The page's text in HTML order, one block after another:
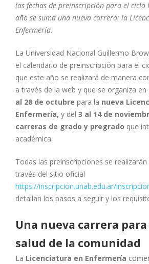
las fechas de preinscripción para el ciclo
año se suma una nueva carrera: la
Enfermería.
La Universidad Nacional Guillermo
el calendario de preinscripción para el
que este año se realizará de manera
a través de la web y que se organiza en
al 28 de octubre para la nueva
Enfermería, y del 3 al 14 de
carreras de grado y pregrado que
académica.
Todas las preinscripciones se realizarán
través del sitio oficial
https://inscripcion.unab.edu.ar/
detallan los pasos a seguir y los
Una nueva carrera
salud de la comunidad
La Licenciatura en Enfermería